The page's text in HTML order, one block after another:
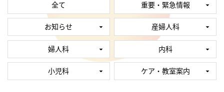
全て 重要・緊急情報
お知らせ 産婦人科
婦人科 内科
小児科 ケア・教室案内